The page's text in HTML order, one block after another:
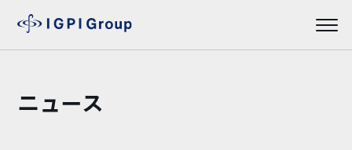
ニュース